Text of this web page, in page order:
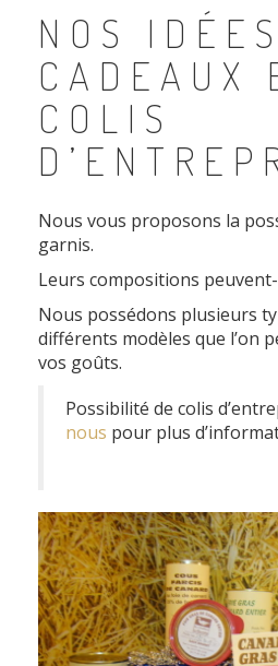
NOS IDÉES
CADEAUX
COLIS
Nous vous proposons la
garnis.
Leurs compositions
Nous possédons plusieurs
différents modèles que l’on
vos goûts.
Possibilité de colis
nous pour plus